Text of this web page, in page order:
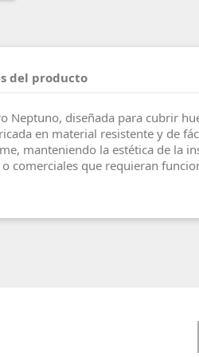
del producto
Neptuno, diseñada para cubrir
en material resistente y de
manteniendo la estética de la
comerciales que requieran